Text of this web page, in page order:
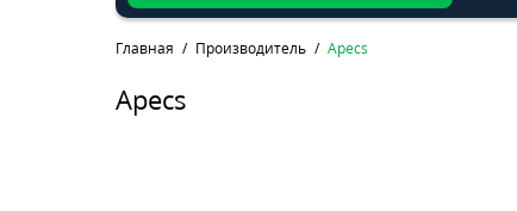
Главная Производитель Apecs
Apecs